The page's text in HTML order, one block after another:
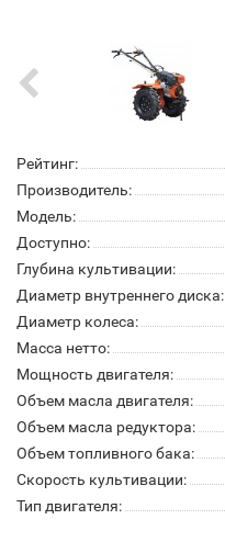
Рейтинг:
Производитель:
Модель:
Доступно:
Глубина культивации:
Диаметр внутреннего диска:
Диаметр колеса:
Масса нетто:
Мощность двигателя:
Объем масла двигателя:
Объем масла редуктора:
Объем топливного бака:
Скорость культивации:
Тип двигателя: